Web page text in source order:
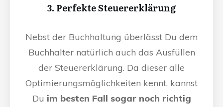
3. Perfekte Steuererklärung
Nebst der Buchhaltung überlässt Du dem
Buchhalter natürlich auch das Ausfüllen
der Steuererklärung. Da dieser alle
Optimierungsmöglichkeiten kennt, kannst
Du im besten Fall sogar noch richtig